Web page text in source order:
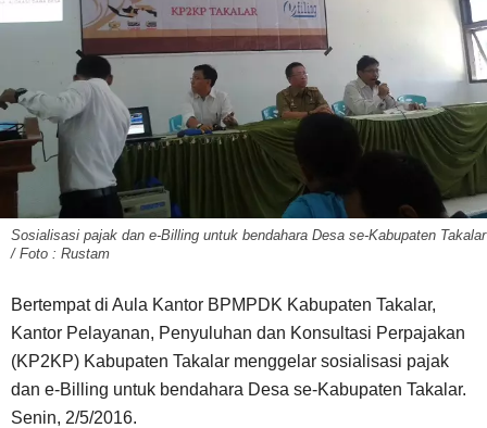
Sosialisasi pajak dan e-Billing untuk bendahara Desa se-Kabupaten Takalar
/ Foto : Rustam
Bertempat di Aula Kantor BPMPDK Kabupaten Takalar,
Kantor Pelayanan, Penyuluhan dan Konsultasi Perpajakan
(KP2KP) Kabupaten Takalar menggelar sosialisasi pajak
dan e-Billing untuk bendahara Desa se-Kabupaten Takalar.
Senin, 2/5/2016.